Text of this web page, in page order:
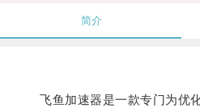
简介
飞鱼加速器是一款专门为优化